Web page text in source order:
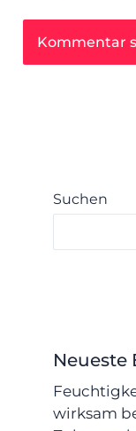
Suchen
Neueste
wirksam